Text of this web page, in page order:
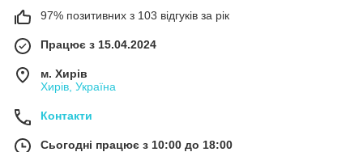
97% позитивних з 103 відгуків за рік
Працює з 15.04.2024
м. Хирів
Хирів, Україна
Контакти
Сьогодні працює з 10:00 до 18:00